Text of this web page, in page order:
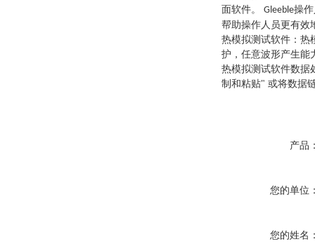
面软件。 Gleeble操
帮助操作人员更有效
热模拟测试软件 ： 热
护，任意波形产生能
热模拟测试软件数据
制和粘贴" 或将数据
产品
您的单位
您的姓名